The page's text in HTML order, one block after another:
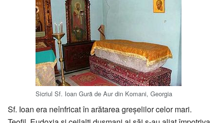
Sicriul Sf. Ioan Gură de Aur din Komani, Georgia
Sf. Ioan era neînfricat în arătarea greșelilor celor mari.